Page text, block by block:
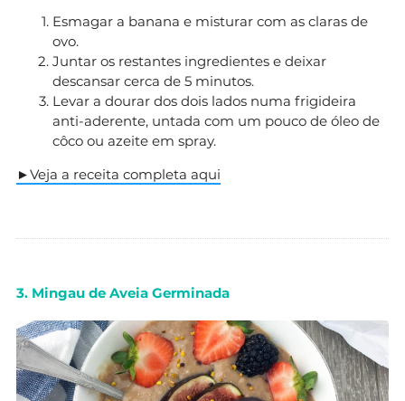
Esmagar a banana e misturar com as claras de
ovo.
Juntar os restantes ingredientes e deixar
descansar cerca de 5 minutos.
Levar a dourar dos dois lados numa frigideira
anti-aderente, untada com um pouco de óleo de
côco ou azeite em spray.
►Veja a receita completa aqui
3. Mingau de Aveia Germinada